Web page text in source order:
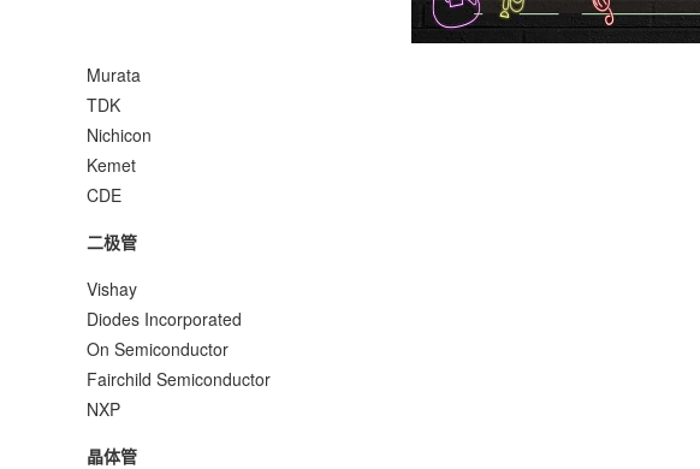
Murata
TDK
Nichicon
Kemet
CDE
二极管
Vishay
Diodes Incorporated
On Semiconductor
Fairchild Semiconductor
NXP
晶体管